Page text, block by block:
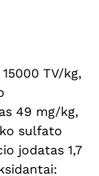
TV/kg,
49 mg/kg,
sulfato
jodatas 1,7